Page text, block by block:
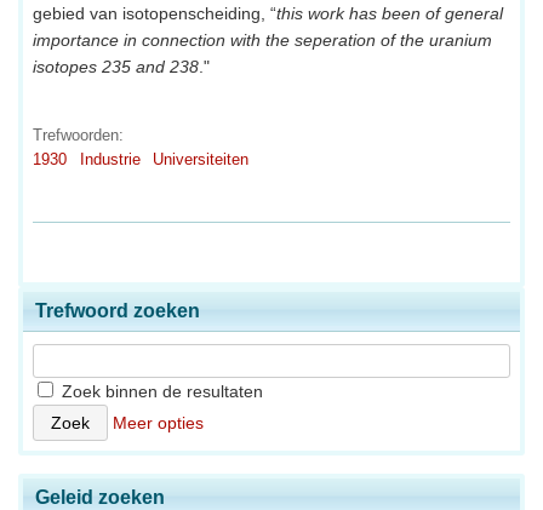
gebied van isotopenscheiding, “this work has been of general
importance in connection with the seperation of the uranium
isotopes 235 and 238 ."
Trefwoorden:
1930
Industrie Universiteiten
Trefwoord zoeken
Zoek binnen de resultaten
Meer opties
Geleid zoeken